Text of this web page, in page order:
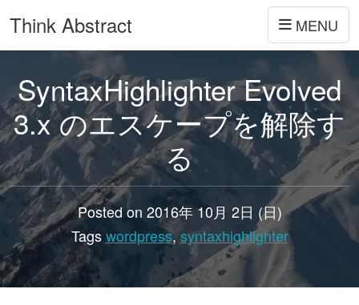
Think Abstract MENU
SyntaxHighlighter Evolved
3.x のエスケープを解除す
る
Posted on 2016年 10月 2日 (日)
Tagswordpress, syntaxhighlighter